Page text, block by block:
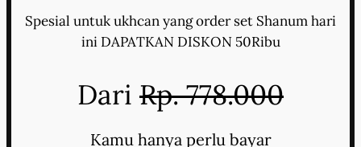
Spesial untuk ukhcan yang order set Shanum hari
ini DAPATKAN DISKON 50Ribu
Dari Rp. 778.000
Kamu hanya perlu bayar